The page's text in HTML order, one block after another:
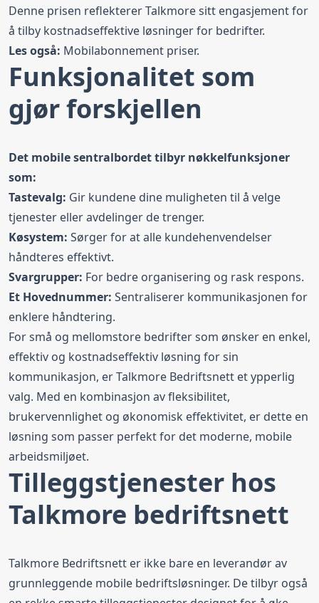
Denne prisen reflekterer Talkmore sitt engasjement for
å tilby kostnadseffektive løsninger for bedrifter.
Les også: Mobilabonnement priser.
Funksjonalitet som
gjør forskjellen
Det mobile sentralbordet tilbyr nøkkelfunksjoner
som:
Tastevalg: Gir kundene dine muligheten til å velge
tjenester eller avdelinger de trenger.
Køsystem: Sørger for at alle kundehenvendelser
håndteres effektivt.
Svargrupper: For bedre organisering og rask respons.
Et Hovednummer: Sentraliserer kommunikasjonen for
enklere håndtering.
For små og mellomstore bedrifter som ønsker en enkel,
effektiv og kostnadseffektiv løsning for sin
kommunikasjon, er Talkmore Bedriftsnett et ypperlig
valg. Med en kombinasjon av fleksibilitet,
brukervennlighet og økonomisk effektivitet, er dette en
løsning som passer perfekt for det moderne, mobile
arbeidsmiljøet.
Tilleggstjenester hos
Talkmore bedriftsnett
Talkmore Bedriftsnett er ikke bare en leverandør av
grunnleggende mobile bedriftsløsninger. De tilbyr også